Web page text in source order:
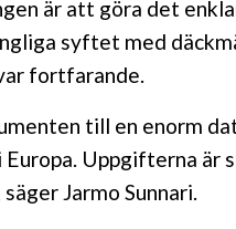
är att göra det
syftet med
fortfarande.
till en enorm
Uppgifterna är
Jarmo Sunnari.